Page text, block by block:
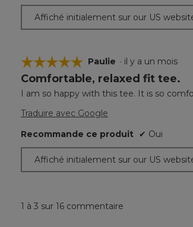
Affiché initialement sur our US
☆☆☆☆☆
☆☆☆☆☆
5
sur
5.
Paulie · il y a un mois
Comfortable, relaxed fit tee.
I am so happy with this tee. It is so
Traduire avec Google
Recommande ce produit ✔ Oui
Affiché initialement sur our US
1 à 3 sur 16 commentaire